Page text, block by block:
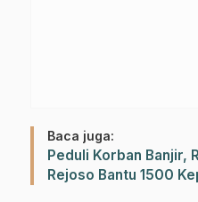
Baca juga:
Peduli Korban Banjir,
Rejoso Bantu 1500